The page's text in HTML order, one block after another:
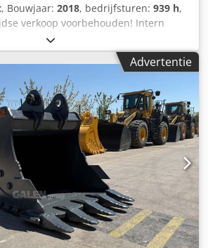
, Bouwjaar: 2018, bedrijfsturen: 939 h,
verkoop voorbehouden! Intern
Rupsonderstel Kleur: geel
kW Leeggewicht 3520 kg Slootbak
schuifblad Codpfx Apjw Iy Aaoberf
----Het voertuig is niet gereinigd!
meerprijs mogelijk. Fouten en
voorbehouden. Wij nemen graag uw
/ leasing ook zonder
Heeft u nog vragen? Wij adviseren u
Advertentie